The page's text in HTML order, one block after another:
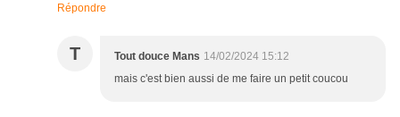
Répondre
T Tout douce Mans 14/02/2024 15:12
mais c'est bien aussi de me faire un petit coucou